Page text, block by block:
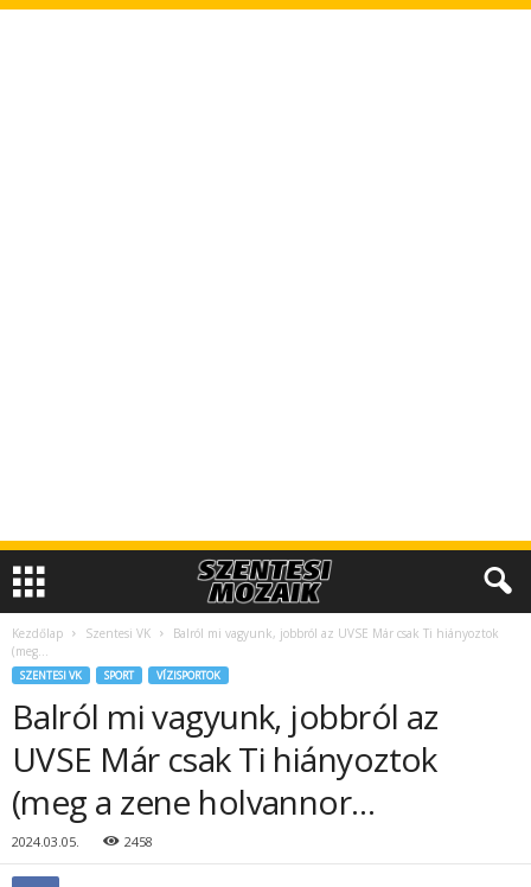
Kezdőlap Szentesi VK
Balról mi vagyunk, jobbról az UVSE Már csak Ti hiányoztok
(meg...
SZENTESI VK SPORT VÍZISPORTOK
Balról mi vagyunk, jobbról az
UVSE Már csak Ti hiányoztok
(meg a zene holvannor…
2024.03.05. 2458